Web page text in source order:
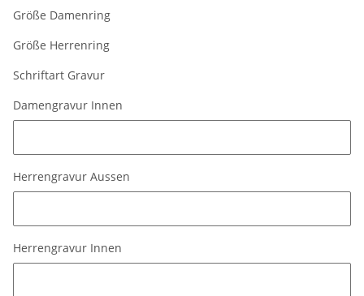
Größe Damenring
Größe Herrenring
Schriftart Gravur
Damengravur Innen
Herrengravur Aussen
Herrengravur Innen